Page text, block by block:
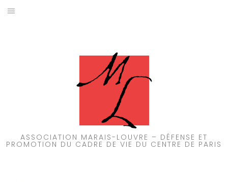
Aller
ASSOCIATION MARAIS-LOUVRE – DÉFENSE ET
PROMOTION DU CADRE DE VIE DU CENTRE DE PARIS